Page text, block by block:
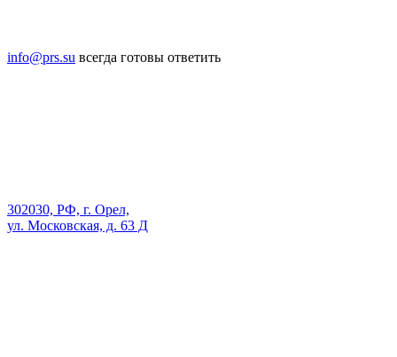
info@prs.su всегда готовы ответить
302030, РФ, г. Орел,
ул. Московская, д. 63 Д